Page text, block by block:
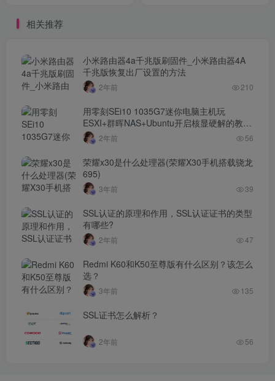
相关推荐
小米路由器4a千兆版刷固件_小米路由器4A
千兆版恢复出厂设置的方法
2年前 210
用零刻SEi10 1035G7迷你电脑主机玩
ESXI+群晖NAS+Ubuntu开启核显硬解的教程
（intel第10/11/12/13代cpu以及amd锐龙apu
安装all-in-one开启硬解视频教程）
2年前 56
荣耀x30是什么处理器(荣耀X30手机搭载骁龙
695)
3年前 39
SSL认证的原理和作用，SSL认证证书的类型
有哪些?
2年前 47
Redmi K60和K50至尊版有什么区别？该怎么
选？
3年前 135
SSL证书怎么解析？
2年前 56